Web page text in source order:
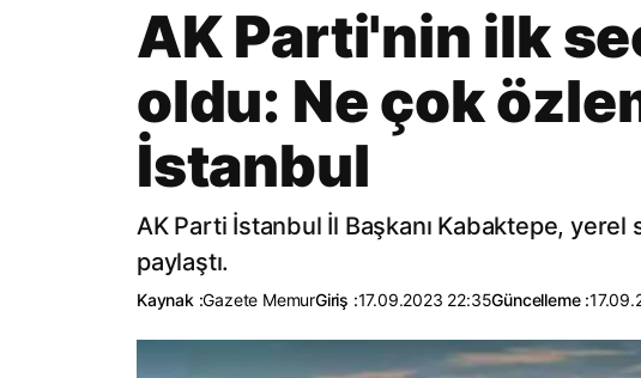
AK Parti'nin ilk
oldu: Ne çok
İstanbul
AK Parti İstanbul İl Başkanı Kabaktepe, yerel
paylaştı.
Kaynak :Gazete MemurGiriş :17.09.2023 22:35Güncelleme :